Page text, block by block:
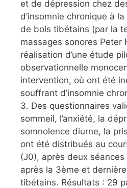
et de dépression chez
d’insomnie chronique à
de bols tibétains (par la
massages sonores Peter
réalisation d’une étude
observationnelle
intervention, où ont été
souffrant d’insomnie
3. Des questionnaires
sommeil, l’anxiété, la
somnolence diurne, la
ont été distribués au
(J0), après deux
après la 3ème et
tibétains. Résultats : 29